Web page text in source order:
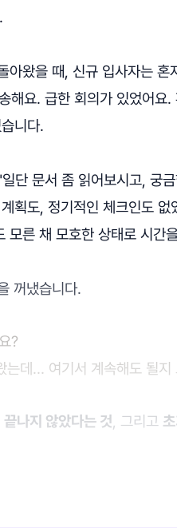
아왔을 때, 신규 입사자는
해요. 급한 회의가 있었어요.
니다.
단 문서 좀 읽어보시고, 궁
획도, 정기적인 체크인도
모른 채 모호한 상태로 시간
꺼냈습니다.
?
는데… 여기서 계속해도 될지
나지 않았다는 것, 그리고